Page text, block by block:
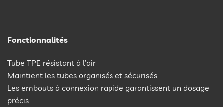
Fonctionnalités
Tube TPE résistant à l’air
Maintient les tubes organisés et sécurisés
Les embouts à connexion rapide garantissent un dosage
précis